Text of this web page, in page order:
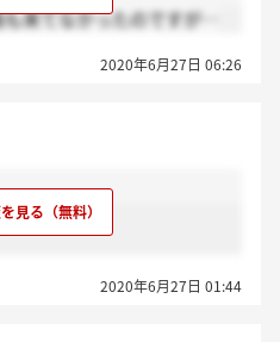
来てなかったのですが…
2020年6月27日 06:26
2020年6月27日 01:44